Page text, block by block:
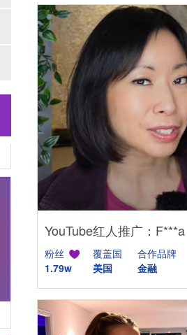
粉丝
1.79w
覆盖国
美国
合作品牌
金融